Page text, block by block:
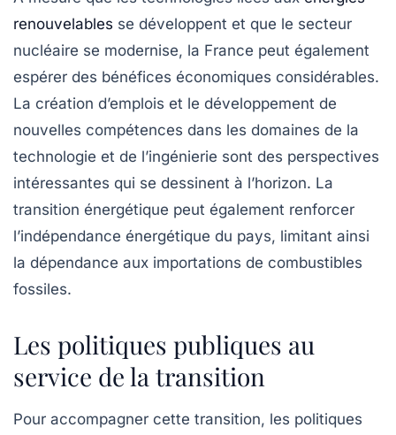
renouvelables se développent et que le secteur
nucléaire se modernise, la France peut également
espérer des bénéfices économiques considérables.
La création d’emplois et le développement de
nouvelles compétences dans les domaines de la
technologie et de l’ingénierie sont des perspectives
intéressantes qui se dessinent à l’horizon. La
transition énergétique peut également renforcer
l’indépendance énergétique du pays, limitant ainsi
la dépendance aux importations de combustibles
fossiles.
Les politiques publiques au
service de la transition
Pour accompagner cette transition, les politiques